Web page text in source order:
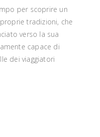
per scoprire un
tradizioni, che
verso la sua
capace di
dei viaggiatori